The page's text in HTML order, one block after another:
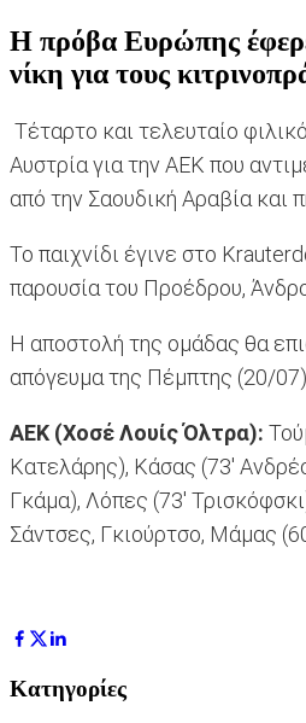
Η πρόβα Ευρώπης
νίκη για τους
Τέταρτο και τελευταίο
Αυστρία για την ΑΕΚ που
από την Σαουδική Αραβία και
Το παιχνίδι έγινε στο
παρουσία του Προέδρου,
Η αποστολή της ομάδας θα
απόγευμα της Πέμπτης (20/07).
ΑΕΚ (Χοσέ Λουίς Όλτρα):
Κατελάρης), Κάσας (73'
Γκάμα), Λόπες (73'
Σάντσες, Γκιούρτσο, Μάμας
Κατηγορίες